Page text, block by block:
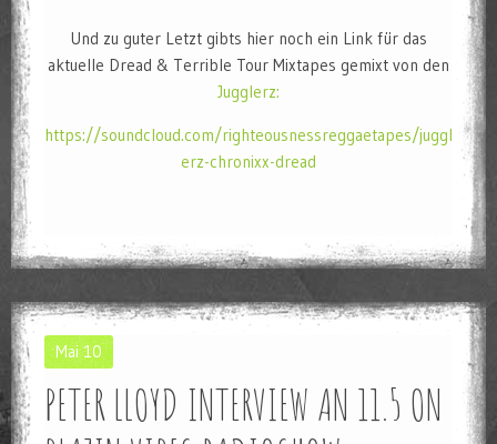
Und zu guter Letzt gibts hier noch ein Link für das
aktuelle Dread & Terrible Tour Mixtapes gemixt von den
Jugglerz:
https://soundcloud.com/righteousnessreggaetapes/juggl
erz-chronixx-dread
Mai 10
PETER LLOYD INTERVIEW AN 11.5 ON